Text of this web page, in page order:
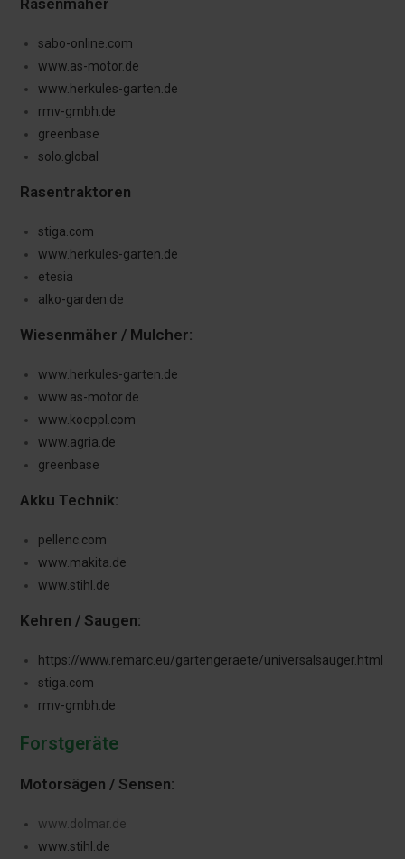
Rasenmäher
sabo-online.com
www.as-motor.de
www.herkules-garten.de
rmv-gmbh.de
greenbase
solo.global
Rasentraktoren
stiga.com
www.herkules-garten.de
etesia
alko-garden.de
Wiesenmäher / Mulcher:
www.herkules-garten.de
www.as-motor.de
www.koeppl.com
www.agria.de
greenbase
Akku Technik:
pellenc.com
www.makita.de
www.stihl.de
Kehren / Saugen:
https://www.remarc.eu/gartengeraete/universalsauger.html
stiga.com
rmv-gmbh.de
Forstgeräte
Motorsägen / Sensen:
www.dolmar.de
www.stihl.de